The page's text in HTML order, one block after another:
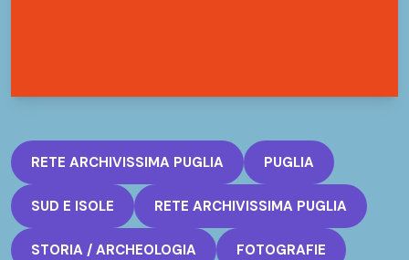
RETE ARCHIVISSIMA PUGLIA PUGLIA
SUD E ISOLE RETE ARCHIVISSIMA PUGLIA
STORIA / ARCHEOLOGIA FOTOGRAFIE